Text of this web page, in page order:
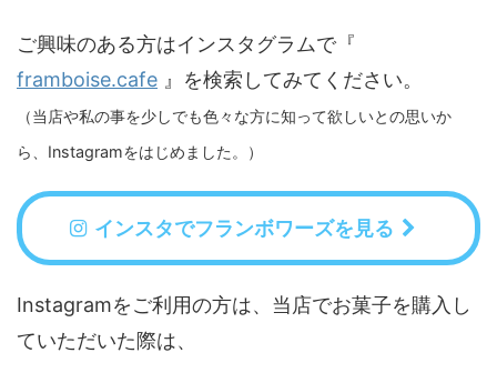
ご興味のある方はインスタグラムで『
framboise.cafe 』を検索してみてください。
（当店や私の事を少しでも色々な方に知って欲しいとの思いか
ら、Instagramをはじめました。）
インスタでフランボワーズを見る
Instagramをご利用の方は、当店でお菓子を購入し
ていただいた際は、